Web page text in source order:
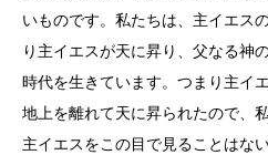
いものです。私たちは、主イエス
り主イエスが天に昇り、父なる神
時代を生きています。つまり主イ
地上を離れて天に昇られたので、
主イエスをこの目で見ることはな